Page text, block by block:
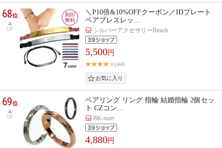
68位
UP
＼P10倍&10%OFFクーポン／IDプレート
ペアブレスレッ…
シルバーアクセサリーBinich
5,500円
(44)
69位
UP
ペアリング リング 指輪 結婚指輪 2個セッ
ト CZコン…
BK-mart
4,880円